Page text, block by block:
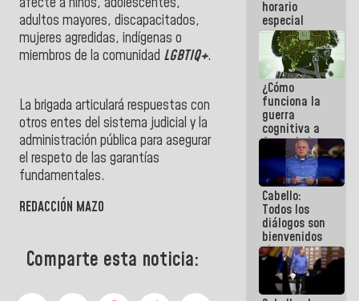
adultos mayores, discapacitados,
mujeres agredidas, indígenas o
miembros de la comunidad LGBTIQ+.
La brigada articulará respuestas con
otros entes del sistema judicial y la
administración pública para asegurar
el respeto de las garantías
fundamentales.
REDACCIÓN MAZO
Comparte esta noticia:
de
Maiquetía
horario
especial
para
adaptarse
al plan de
ahorro
energético
¿Cómo
funciona la
guerra
cognitiva a
favor de la
narrativa
hegemónica?
(1)
Cabello:
Todos los
diálogos son
bienvenidos
siempre que
estén en el
marco de la
Constitución